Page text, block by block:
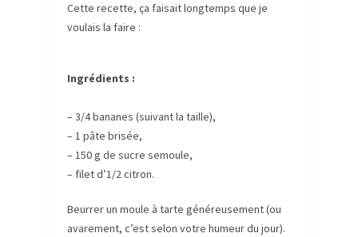
Cette recette, ça faisait longtemps que je
voulais la faire :
Ingrédients :
– 3/4 bananes (suivant la taille),
– 1 pâte brisée,
– 150 g de sucre semoule,
– filet d’1/2 citron.
Beurrer un moule à tarte généreusement (ou
avarement, c’est selon votre humeur du jour).